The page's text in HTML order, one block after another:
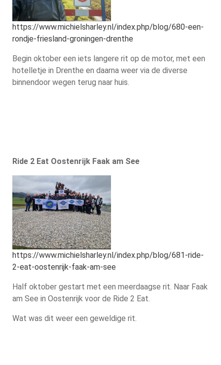
https://www.michielsharley.nl/index.php/blog/680-een-
rondje-friesland-groningen-drenthe
Begin oktober een iets langere rit op de motor, met een
hotelletje in Drenthe en daarna weer via de diverse
binnendoor wegen terug naar huis.
Ride 2 Eat Oostenrijk Faak am See
https://www.michielsharley.nl/index.php/blog/681-ride-
2-eat-oostenrijk-faak-am-see
Half oktober gestart met een meerdaagse rit. Naar Faak
am See in Oostenrijk voor de Ride 2 Eat.
Wat was dit weer een geweldige rit.